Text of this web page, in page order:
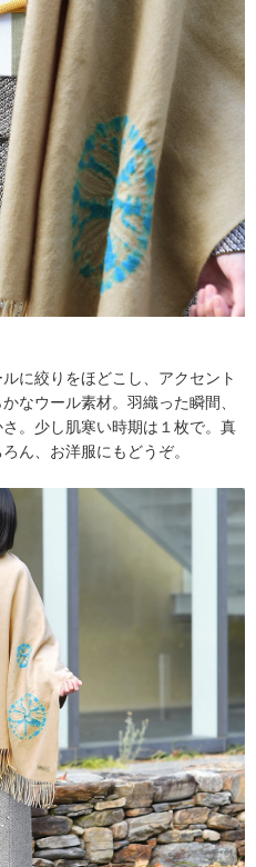
に絞りをほどこし、アクセント
なウール素材。羽織った瞬間、
。少し肌寒い時期は１枚で。真
ん、お洋服にもどうぞ。